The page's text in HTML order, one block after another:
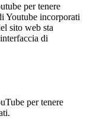
per tenere
Youtube incorporati
sito web sta
di
per tenere